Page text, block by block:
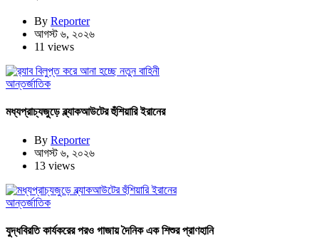
By Reporter
আগস্ট ৬, ২০২৬
11 views
আন্তর্জাতিক
মধ্যপ্রাচ্যজুড়ে ব্ল্যাকআউটের হুঁশিয়ারি ইরানের
By Reporter
আগস্ট ৬, ২০২৬
13 views
আন্তর্জাতিক
যুদ্ধবিরতি কার্যকরের পরও গাজায় দৈনিক এক শিশুর প্রাণহানি